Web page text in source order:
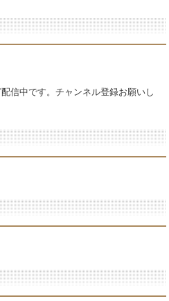
信中です。チャンネル登録お願いし